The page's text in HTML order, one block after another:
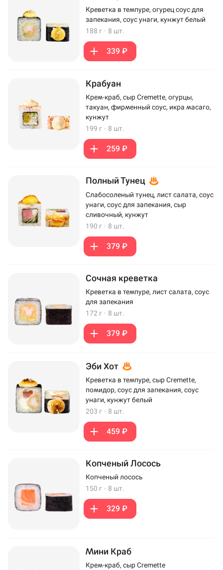
Креветка в темпуре, огурец соус для
запекания, соус унаги, кунжут белый
188 г · 8 шт.
339 ₽
Крабуан
Крем-краб, сыр Cremette, огурцы,
такуан, фирменный соус, икра масаго,
кунжут
199 г · 8 шт.
259 ₽
Полный Тунец
Слабосоленый тунец, лист салата, соус
унаги, соус для запекания, сыр
сливочный, кунжут
190 г · 8 шт.
379 ₽
Сочная креветка
Креветка в темпуре, лист салата, соус
для запекания
172 г · 8 шт.
379 ₽
Эби Хот
Креветка в темпуре, сыр Cremette,
помидор, соус для запекания, соус
унаги, кунжут белый
203 г · 8 шт.
459 ₽
Копченый Лосось
Копченый лосось
150 г · 8 шт.
329 ₽
Мини Краб
Крем-краб, сыр Cremette